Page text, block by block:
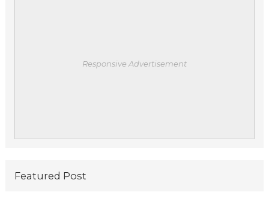
Responsive Advertisement
Featured Post